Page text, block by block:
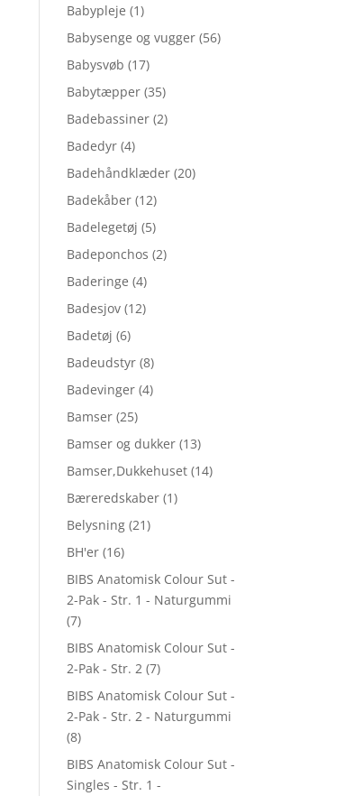
Babypleje (1)
Babysenge og vugger (56)
Babysvøb (17)
Babytæpper (35)
Badebassiner (2)
Badedyr (4)
Badehåndklæder (20)
Badekåber (12)
Badelegetøj (5)
Badeponchos (2)
Baderinge (4)
Badesjov (12)
Badetøj (6)
Badeudstyr (8)
Badevinger (4)
Bamser (25)
Bamser og dukker (13)
Bamser,Dukkehuset (14)
Bæreredskaber (1)
Belysning (21)
BH'er (16)
BIBS Anatomisk Colour Sut -
2-Pak - Str. 1 - Naturgummi
(7)
BIBS Anatomisk Colour Sut -
2-Pak - Str. 2 (7)
BIBS Anatomisk Colour Sut -
2-Pak - Str. 2 - Naturgummi
(8)
BIBS Anatomisk Colour Sut -
Singles - Str. 1 -